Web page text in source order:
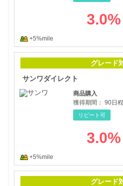
3.0%
+5%mile
グレード
サンワダイレクト
商品購入
獲得期間： 90日
リピート可
3.0%
+5%mile
グレード